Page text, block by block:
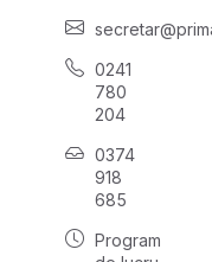
0241
780
204
0374
918
685
Program